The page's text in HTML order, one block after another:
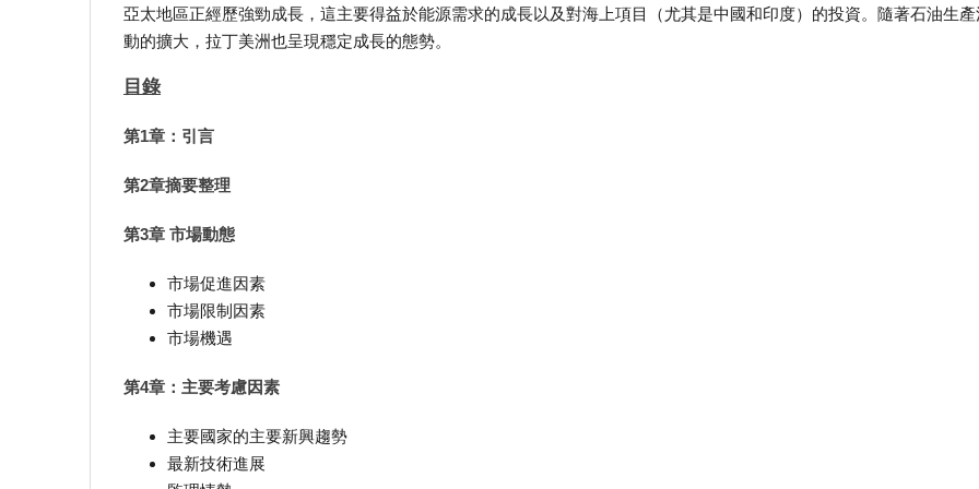
亞太地區正經歷強勁成長，這主要得益於能源需求的成長以及對海上項目（尤其是中國和印度）的投資。隨著石油生產
動的擴大，拉丁美洲也呈現穩定成長的態勢。
目錄
第1章：引言
第2章摘要整理
第3章 市場動態
市場促進因素
市場限制因素
市場機遇
第4章：主要考慮因素
主要國家的主要新興趨勢
最新技術進展